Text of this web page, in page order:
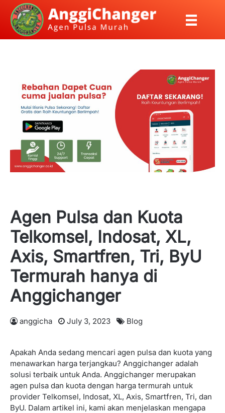
Agen Pulsa dan Kuota
Telkomsel, Indosat, XL,
Axis, Smartfren, Tri, ByU
Termurah hanya di
Anggichanger
anggicha July 3, 2023 Blog
Apakah Anda sedang mencari agen pulsa dan kuota yang
menawarkan harga terjangkau? Anggichanger adalah
solusi terbaik untuk Anda. Anggichanger merupakan
agen pulsa dan kuota dengan harga termurah untuk
provider Telkomsel, Indosat, XL, Axis, Smartfren, Tri, dan
ByU. Dalam artikel ini, kami akan menjelaskan mengapa